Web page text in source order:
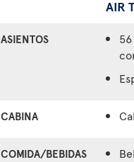
AIR
ASIENTOS
CABINA
COMIDA/BEBIDAS